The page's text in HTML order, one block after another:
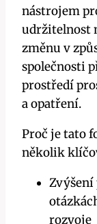
nástrojem
udržitelnost
změnu v
společnosti
prostředí
a opatření.
Proč je tato
několik
rozvoje